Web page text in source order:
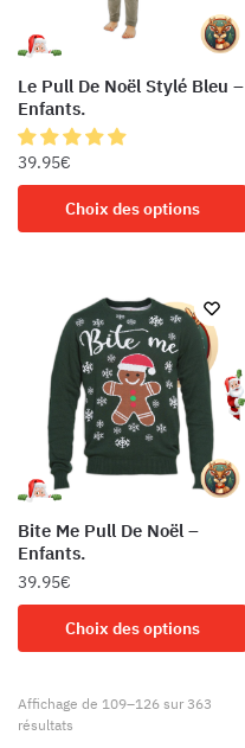
sur
page
du
produit
Le Pull De Noël Stylé Bleu –
Enfants.
39.95€
Choix des options
produit
variations.
options
peuvent
être
choisies
sur
page
du
produit
Bite Me Pull De Noël –
Enfants.
39.95€
Choix des options
produit
plusieurs
variations.
Affichage de 109–126 sur 363
résultats